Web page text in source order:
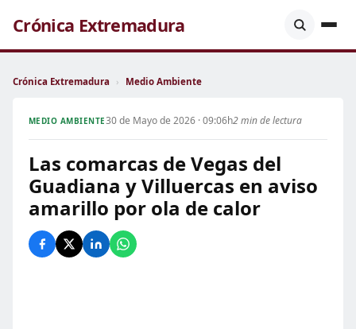
Crónica Extremadura
Crónica Extremadura › Medio Ambiente
MEDIO AMBIENTE30 de Mayo de 2026 · 09:06h2 min de lectura
Las comarcas de Vegas del
Guadiana y Villuercas en aviso
amarillo por ola de calor